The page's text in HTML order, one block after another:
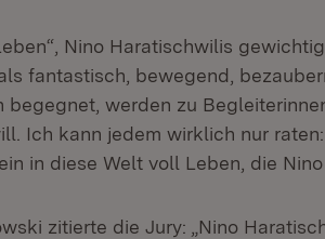
Nino Haratischwilis
fantastisch, bewegend,
begegnet, werden zu
Ich kann jedem wirklich nur
in diese Welt voll Leben, die
zitierte die Jury: „Nino